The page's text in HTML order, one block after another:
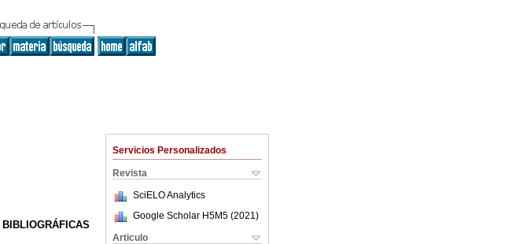
Servicios Personalizados
Revista
SciELO Analytics
Google Scholar H5M5 (2021 )
Articulo
BIBLIOGRÁFICAS